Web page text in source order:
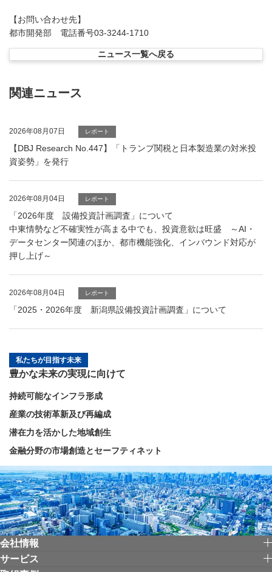
【お問い合わせ先】
都市開発部 電話番号03-3244-1710
ニュース一覧へ戻る
関連ニュース
2026年08月07日 レポート
【DBJ Research No.447】「トランプ関税と日本製造業の対米投
資姿勢」を発行
2026年08月04日 レポート
「2026年度 設備投資計画調査」について
中東情勢など不確実性が高まる中でも、投資意欲は旺盛 ～AI・
データセンター関連のほか、都市機能強化、インバウンド対応が
押し上げ～
2026年08月04日 レポート
「2025・2026年度 新潟県設備投資計画調査」について
私たちが目指す未来
豊かな未来の実現に向けて
持続可能なインフラ形成
産業の技術革新及び再編成
潜在力を活かした地域創生
金融分野の市場創造とセーフティネット
会社情報
サービス